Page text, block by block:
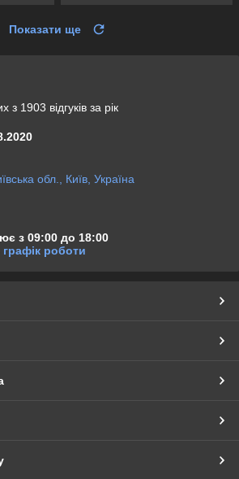
Показати ще
з 1903 відгуків за рік
обл., Київ, Україна
з 09:00 до 18:00
роботи